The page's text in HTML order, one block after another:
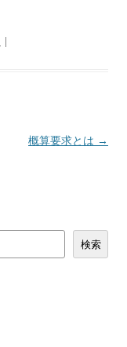
|
概算要求とは →
検索